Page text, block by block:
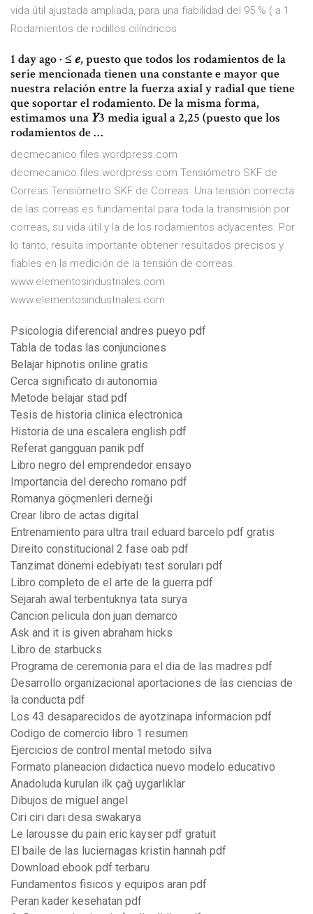
vida útil ajustada ampliada, para una fiabilidad del 95 % ( a 1
Rodamientos de rodillos cilíndricos
1 day ago · ≤ 𝑒, puesto que todos los rodamientos de la
serie mencionada tienen una constante e mayor que
nuestra relación entre la fuerza axial y radial que tiene
que soportar el rodamiento. De la misma forma,
estimamos una 𝑌3 media igual a 2,25 (puesto que los
rodamientos de …
decmecanico.files.wordpress.com
decmecanico.files.wordpress.com Tensiómetro SKF de
Correas Tensiómetro SKF de Correas. Una tensión correcta
de las correas es fundamental para toda la transmisión por
correas, su vida útil y la de los rodamientos adyacentes. Por
lo tanto, resulta importante obtener resultados precisos y
fiables en la medición de la tensión de correas.
www.elementosindustriales.com
www.elementosindustriales.com
Psicologia diferencial andres pueyo pdf
Tabla de todas las conjunciones
Belajar hipnotis online gratis
Cerca significato di autonomia
Metode belajar stad pdf
Tesis de historia clinica electronica
Historia de una escalera english pdf
Referat gangguan panik pdf
Libro negro del emprendedor ensayo
Importancia del derecho romano pdf
Romanya göçmenleri derneği
Crear libro de actas digital
Entrenamiento para ultra trail eduard barcelo pdf gratis
Direito constitucional 2 fase oab pdf
Tanzimat dönemi edebiyatı test soruları pdf
Libro completo de el arte de la guerra pdf
Sejarah awal terbentuknya tata surya
Cancion pelicula don juan demarco
Ask and it is given abraham hicks
Libro de starbucks
Programa de ceremonia para el dia de las madres pdf
Desarrollo organizacional aportaciones de las ciencias de
la conducta pdf
Los 43 desaparecidos de ayotzinapa informacion pdf
Codigo de comercio libro 1 resumen
Ejercicios de control mental metodo silva
Formato planeacion didactica nuevo modelo educativo
Anadoluda kurulan ilk çağ uygarlıklar
Dibujos de miguel angel
Ciri ciri dari desa swakarya
Le larousse du pain eric kayser pdf gratuit
El baile de las luciernagas kristin hannah pdf
Download ebook pdf terbaru
Fundamentos fisicos y equipos aran pdf
Peran kader kesehatan pdf